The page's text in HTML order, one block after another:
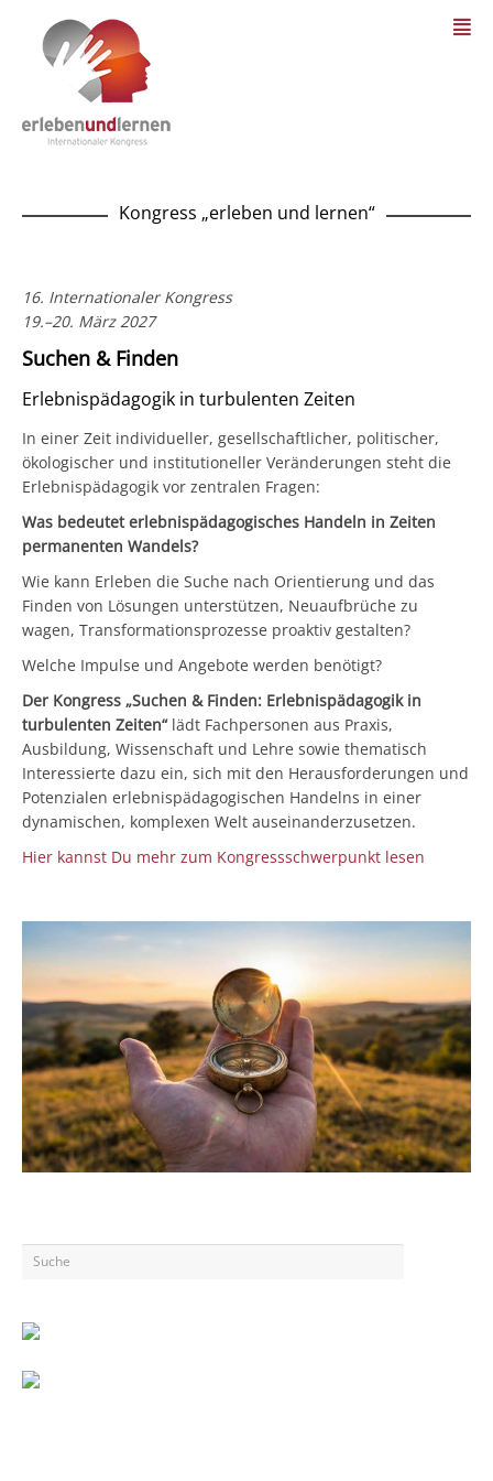
Kongress „erleben und lernen“
16. Internationaler Kongress
19.–20. März 2027
Suchen & Finden
Erlebnispädagogik in turbulenten Zeiten
In einer Zeit individueller, gesellschaftlicher, politischer,
ökologischer und institutioneller Veränderungen steht die
Erlebnispädagogik vor zentralen Fragen:
Was bedeutet erlebnispädagogisches Handeln in Zeiten
permanenten Wandels?
Wie kann Erleben die Suche nach Orientierung und das
Finden von Lösungen unterstützen, Neuaufbrüche zu
wagen, Transformationsprozesse proaktiv gestalten?
Welche Impulse und Angebote werden benötigt?
Der Kongress „Suchen & Finden: Erlebnispädagogik in
turbulenten Zeiten“lädt Fachpersonen aus Praxis,
Ausbildung, Wissenschaft und Lehre sowie thematisch
Interessierte dazu ein, sich mit den Herausforderungen und
Potenzialen erlebnispädagogischen Handelns in einer
dynamischen, komplexen Welt auseinanderzusetzen.
Hier kannst Du mehr zum Kongressschwerpunkt lesen